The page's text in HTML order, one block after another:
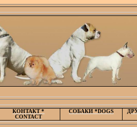
КОНТАКТ *
CONTACT
СОБАКИ *DOGS